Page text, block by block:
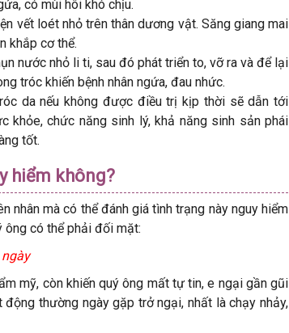
có mùi hôi khó chịu.
vết loét nhỏ trên thân dương vật. Săng giang mai
khắp cơ thể.
nước nhỏ li ti, sau đó phát triển to, vỡ ra và để lại
tróc khiến bệnh nhân ngứa, đau nhức.
da nếu không được điều trị kịp thời sẽ dẫn tới
khỏe, chức năng sinh lý, khả năng sinh sản phái
tốt.
hiểm không?
nhân mà có thể đánh giá tình trạng này nguy hiểm
ông có thể phải đối mặt:
mỹ, còn khiến quý ông mất tự tin, e ngại gần gũi
thường ngày gặp trở ngại, nhất là chạy nhảy,